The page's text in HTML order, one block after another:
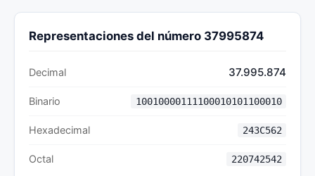
Representaciones del número 37995874
Decimal 37.995.874
Binario 10010000111100010101100010
Hexadecimal 243C562
Octal 220742542